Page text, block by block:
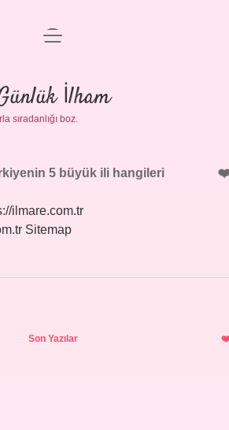
Anasayfa
Gizlilik Politikası
Yasal Uyarı
menüyü
İlham
sıradanlığı boz.
5 büyük ili hangileri
ilmare.com.tr
Sitemap
Son Yazılar